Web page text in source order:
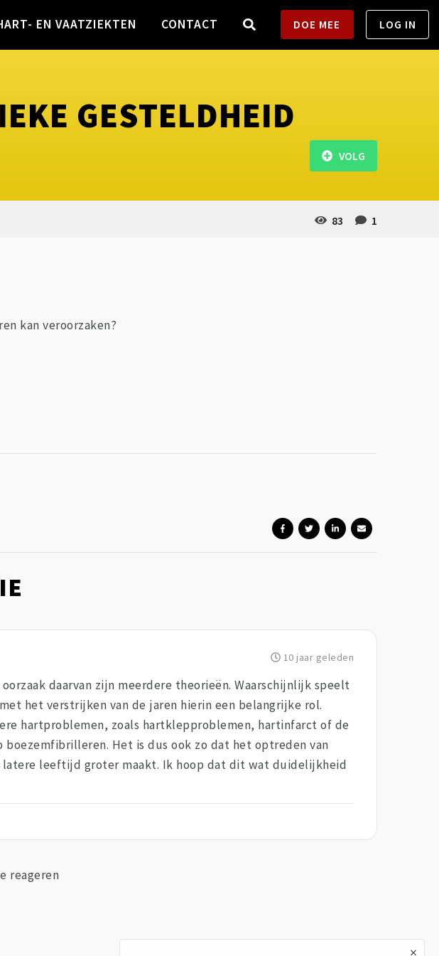
EN VAATZIEKTEN CONTACT DOE MEE LOG IN
GESTELDHEID
83 1
VOLG
kan veroorzaken?
10 jaar geleden
daarvan zijn meerdere theorieën. Waarschijnlijk speelt
het verstrijken van de jaren hierin een belangrijke rol.
hartproblemen, zoals hartklepproblemen, hartinfarct of de
Het is dus ook zo dat het optreden van
leeftijd groter maakt. Ik hoop dat dit wat duidelijkheid
reageren
×